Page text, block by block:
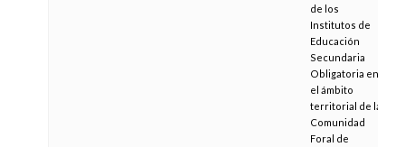
de los
Institutos de
Educación
Secundaria
Obligatoria en
el ámbito
territorial de la
Comunidad
Foral de